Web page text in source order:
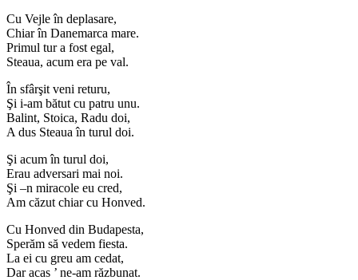
Cu Vejle în deplasare,
Chiar în Danemarca mare.
Primul tur a fost egal,
Steaua, acum era pe val.
În sfârşit veni returu,
Şi i-am bătut cu patru unu.
Balint, Stoica, Radu doi,
A dus Steaua în turul doi.
Şi acum în turul doi,
Erau adversari mai noi.
Şi –n miracole eu cred,
Am căzut chiar cu Honved.
Cu Honved din Budapesta,
Sperăm să vedem fiesta.
La ei cu greu am cedat,
Dar acas ’ ne-am răzbunat.